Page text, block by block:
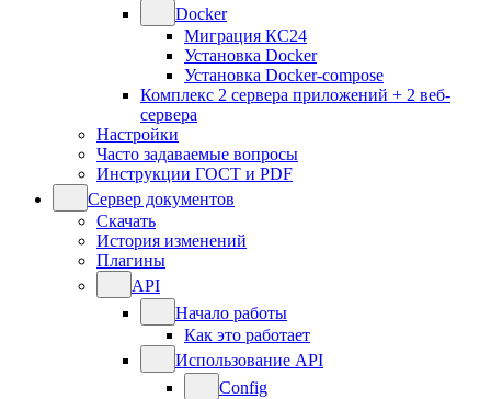
Docker
Миграция КС24
Установка Docker
Установка Docker-compose
Комплекс 2 сервера приложений + 2 веб-
сервера
Настройки
Часто задаваемые вопросы
Инструкции ГОСТ и PDF
Сервер документов
Скачать
История изменений
Плагины
API
Начало работы
Как это работает
Использование API
Config